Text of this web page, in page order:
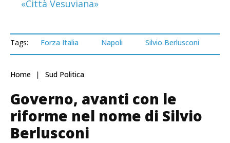
«Città Vesuviana»
Tags: Forza Italia Napoli Silvio Berlusconi
Home Sud Politica
Governo, avanti con le
riforme nel nome di Silvio
Berlusconi